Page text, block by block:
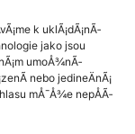
k uklÃ¡dÃ¡nÃ­
jako jsou
umoÅ¾nÃ­
nebo jedineÄnÃ¡
mÅ¯Å¾e nepÅÃ­